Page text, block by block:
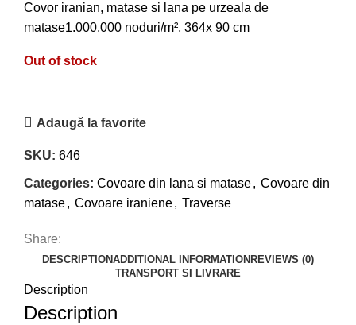
Covor iranian, matase si lana pe urzeala de
matase1.000.000 noduri/m², 364x 90 cm
Out of stock
Adaugă la favorite
SKU: 646
Categories: Covoare din lana si matase, Covoare din
matase, Covoare iraniene, Traverse
Share:
DESCRIPTIONADDITIONAL INFORMATION REVIEWS (0)
TRANSPORT SI LIVRARE
Description
Description